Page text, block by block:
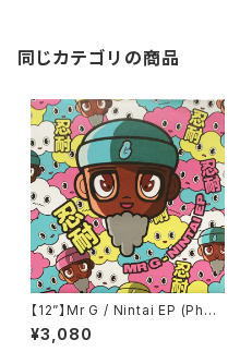
同じカテゴリの商品
【12”】Mr G / Nintai EP (Phoe
nix G.) (PG077)
¥3,080